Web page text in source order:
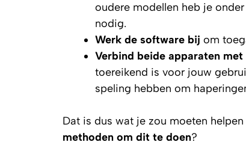
oudere modellen heb je
nodig.
Werk de software bij om
Verbind beide apparaten
toereikend is voor jouw
speling hebben om
Dat is dus wat je zou moeten
methoden om dit te doen?